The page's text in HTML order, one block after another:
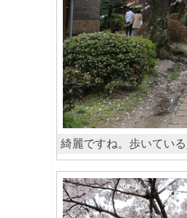
綺麗ですね。歩いている